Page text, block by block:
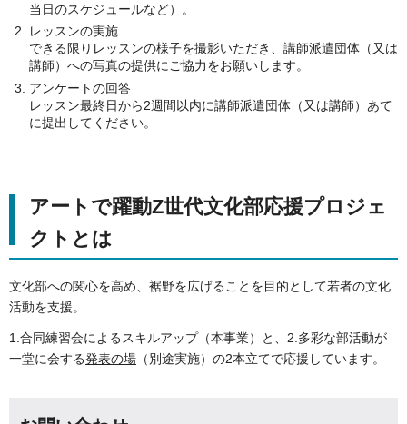
当日のスケジュールなど）。
レッスンの実施
できる限りレッスンの様子を撮影いただき、講師派遣団体（又は
講師）への写真の提供にご協力をお願いします。
アンケートの回答
レッスン最終日から2週間以内に講師派遣団体（又は講師）あて
に提出してください。
アートで躍動Z世代文化部応援プロジェ
クトとは
文化部への関心を高め、裾野を広げることを目的として若者の文化
活動を支援。
1.合同練習会によるスキルアップ（本事業）と、2.多彩な部活動が
一堂に会する発表の場 （別途実施）の2本立てで応援しています。